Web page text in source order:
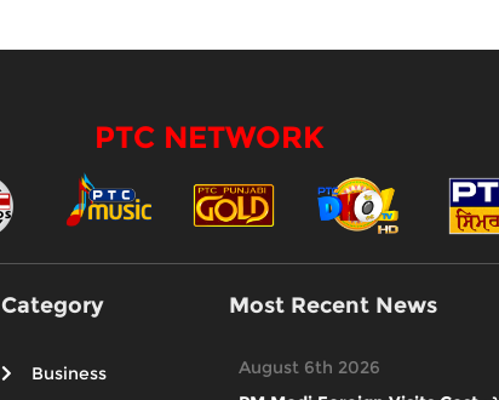
PTC NETWORK
Category
Business
Most Recent News
August 6th 2026